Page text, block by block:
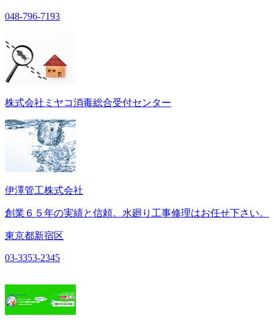
048-796-7193
株式会社ミヤコ消毒総合受付センター
伊澤管工株式会社
創業６５年の実績と信頼。水廻り工事修理はお任せ下さい。
東京都新宿区
03-3353-2345